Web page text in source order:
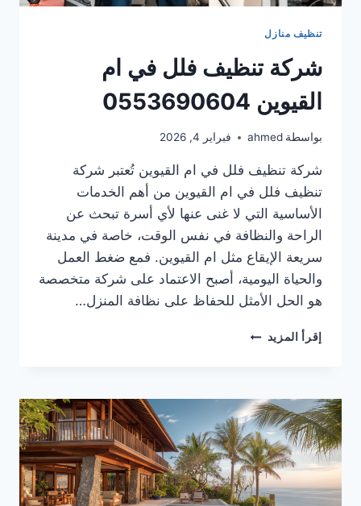
تنظيف منازل
شركة تنظيف فلل في ام
القيوين 0553690604
بواسطة ahmed فبراير 4, 2026
شركة تنظيف فلل في ام القيوين تُعتبر شركة
تنظيف فلل في ام القيوين من أهم الخدمات
الأساسية التي لا غنى عنها لأي أسرة تبحث عن
الراحة والنظافة في نفس الوقت، خاصة في مدينة
سريعة الإيقاع مثل ام القيوين. فمع ضغط العمل
والحياة اليومية، أصبح الاعتماد على شركة متخصصة
هو الحل الأمثل للحفاظ على نظافة المنزل…
إقرأ المزيد شركة
ام
القيوين
0553690604